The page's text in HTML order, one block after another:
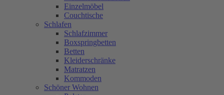
Einzelmöbel
Couchtische
Schlafen
Schlafzimmer
Boxspringbetten
Betten
Kleiderschränke
Matratzen
Kommoden
Schöner Wohnen